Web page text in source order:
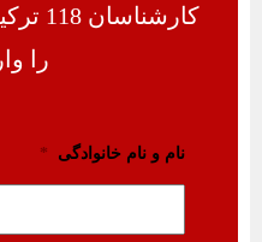
را
نام و نام خانوادگی *